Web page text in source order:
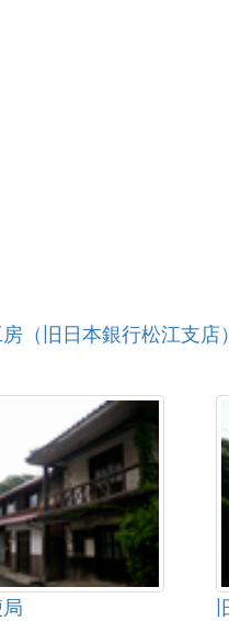
（旧日本銀行松江支店